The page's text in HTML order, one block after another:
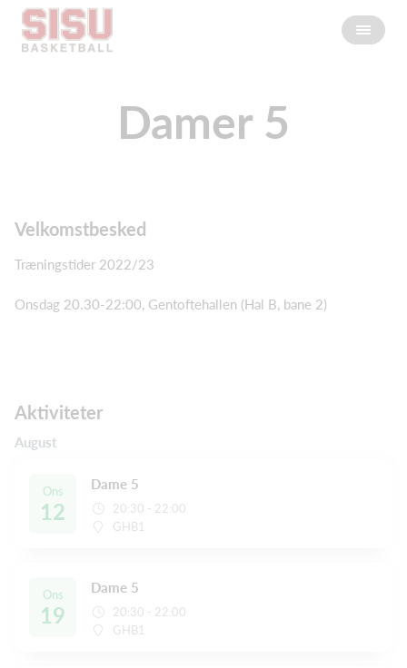
Damer 5
Velkomstbesked
Træningstider 2022/23
Onsdag 20.30-22:00, Gentoftehallen (Hal B, bane 2)
Aktiviteter
August
Ons
12
Dame 5
20:30 - 22:00
GHB1
Ons
19
Dame 5
20:30 - 22:00
GHB1